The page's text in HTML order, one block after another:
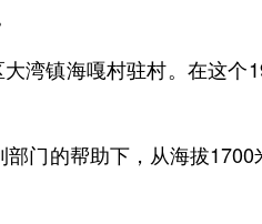
湾镇海嘎村驻村。在这个
门的帮助下，从海拔1700